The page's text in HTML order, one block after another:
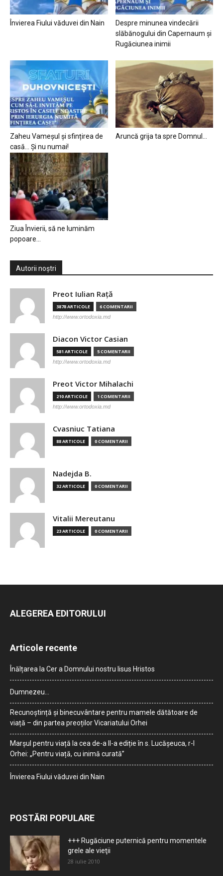
Învierea Fiului văduvei din Nain
Despre minunea vindecării
slăbănogului din Capernaum și
Rugăciunea inimii
Zaheu Vameșul și sfințirea de
casă… Și nu numai!
Aruncă grija ta spre Domnul…
Ziua Învierii, să ne luminăm
popoare…
Autorii noștri
Preot Iulian Raţă
3878 ARTICOLE 6 COMENTARII
http://www.ortodoxia.md
Diacon Victor Casian
581 ARTICOLE 5 COMENTARII
http://www.ortodoxia.md
Preot Victor Mihalachi
210 ARTICOLE 1 COMENTARII
http://www.ortodoxia.md
Cvasniuc Tatiana
88 ARTICOLE 0 COMENTARII
Nadejda B.
32 ARTICOLE 0 COMENTARII
Vitalii Mereutanu
23 ARTICOLE 0 COMENTARII
ALEGEREA EDITORULUI
Articole recente
Înălțarea la Cer a Domnului nostru Iisus Hristos
Dumnezeu…
Recunoștință și binecuvântare pentru mamele dătătoare de
viață – din partea preoților Vicariatului Orhei
Marșul pentru viață la cea de-a II-a ediție în s. Lucășeuca, r-l
Orhei: „Pentru viață, cu inimă curată”
Învierea Fiului văduvei din Nain
POSTĂRI POPULARE
+++ Rugăciune puternică pentru momentele
grele ale vieţii
28 iulie 2010